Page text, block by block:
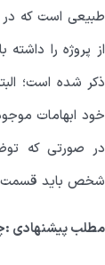
طبیعی است که در
از پروژه را
ذکر شده است؛
خود ابهامات
در صورتی که
شخص باید قسمت
مطلب پیشنهادی :